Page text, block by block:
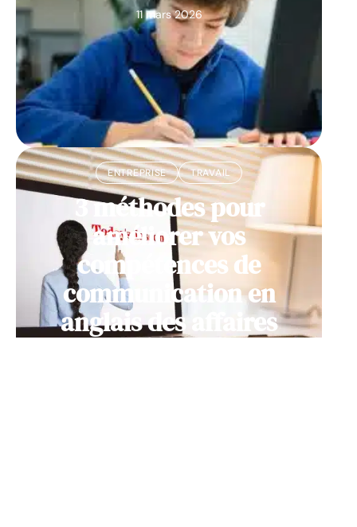
11 mars 2026
ENTREPRISE TRAVAIL
3 méthodes pour
améliorer vos
compétences de
communication en
anglais des affaires